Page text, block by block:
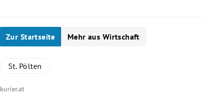
Zur Startseite Mehr aus Wirtschaft
St. Pölten
kurier.at